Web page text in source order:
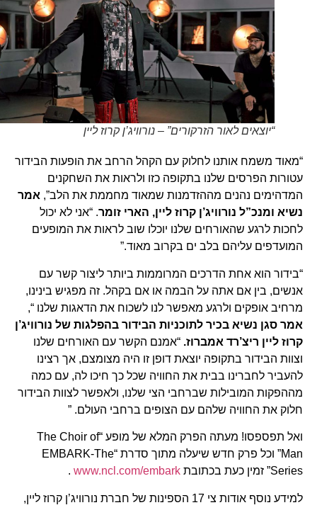
“יוצאים לאור הזרקורים” – נורוויג’ן קרוז ליין
“מאוד משמח אותנו לחלוק עם הקהל הרחב את הופעות הבידור
עטורות הפרסים שלנו בתקופה כזו ולראות את השחקנים
המדהימים נהנים מההזדמנות שמאוד מחממת את הלב”,אמר
נשיא ומנכ”ל נורוויג’ן קרוז ליין, הארי זומר. “אני לא יכול
לחכות לרגע שהאורחים שלנו יוכלו שוב לראות את המופעים
המועדפים עליהם בלב ים בקרוב מאוד.”
“בידור הוא אחת הדרכים המרוממות ביותר ליצור קשר עם
אנשים, בין אם אתה על הבמה או אם בקהל. זה מפגיש בינינו,
מרחיב אופקים ולרגע מאפשר לנו לשכוח את הדאגות שלנו “,
אמר סגן נשיא בכיר לתוכניות הבידור בהפלגות של נורוויג’ן
קרוז ליין ריצ’רד אמברוז.“אמנם הקשר עם האורחים שלנו
וצוות הבידור בתקופה יוצאת דופן זו היה מצומצם, אך רצינו
להעביר לחברינו בבית את החוויה שכל כך חיכו לה, עם כמה
מההפקות המובילות שברחבי הצי שלנו, ולאפשר לצוות הבידור
חלוק את החוויה שלהם עם הצופים ברחבי העולם. ”
ואל תפספסו! מעתה הפרק המלא של מופע “The Choir of
Man” וכל פרק חדש שיעלה מתוך סדרת “EMBARK-The
Series” זמין כעת בכתובת
www.ncl.com/embark
.
למידע נוסף אודות צי 17 הספינות של חברת נורוויג’ן קרוז ליין,